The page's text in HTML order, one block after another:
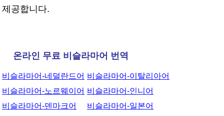
제공합니다.
온라인 무료 비슬라마어 번역
비슬라마어-네덜란드어
비슬라마어-노르웨이어
비슬라마어-덴마크어
비슬라마어-이탈리아어
비슬라마어-인니어
비슬라마어-일본어